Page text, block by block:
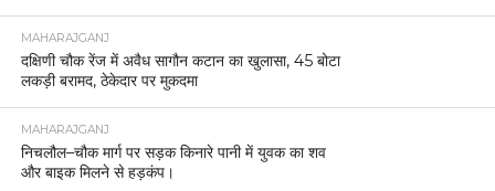
MAHARAJGANJ
दक्षिणी चौक रेंज में अवैध सागौन कटान का खुलासा, 45 बोटा
लकड़ी बरामद, ठेकेदार पर मुकदमा
MAHARAJGANJ
निचलौल–चौक मार्ग पर सड़क किनारे पानी में युवक का शव
और बाइक मिलने से हड़कंप।